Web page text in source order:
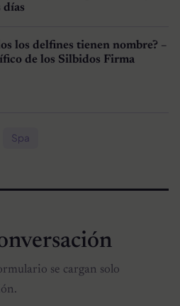
días
los delfines tienen nombre? –
de los Silbidos Firma
Spa
se cargan solo